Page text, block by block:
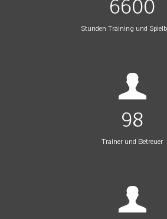
6600
Stunden Training und
98
Trainer und Betreuer